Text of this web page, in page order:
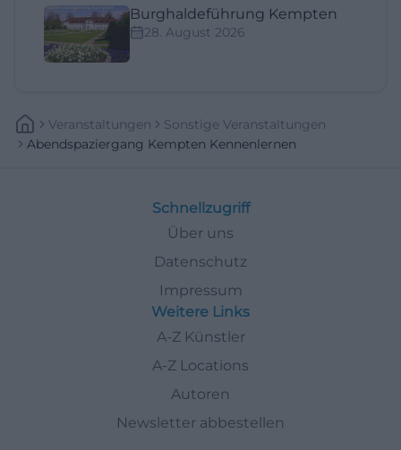
Burghaldeführung Kempten
28. August 2026
Veranstaltungen
Sonstige Veranstaltungen
Abendspaziergang Kempten Kennenlernen
Schnellzugriff
Über uns
Datenschutz
Impressum
Weitere Links
A-Z Künstler
A-Z Locations
Autoren
Newsletter abbestellen